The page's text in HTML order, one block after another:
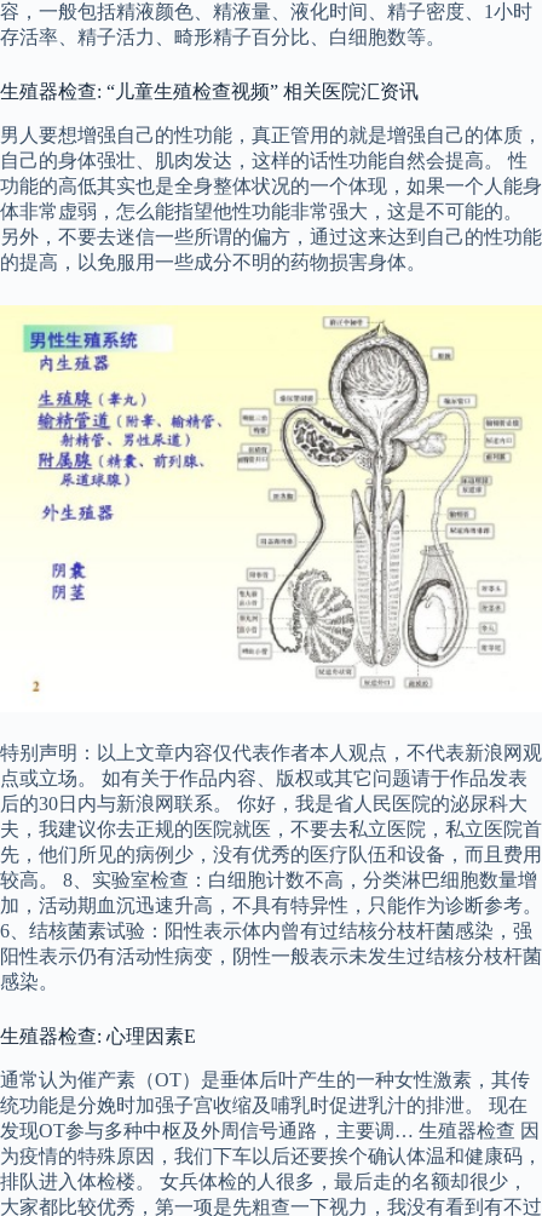
容，一般包括精液颜色、精液量、液化时间、精子密度、1小时
存活率、精子活力、畸形精子百分比、白细胞数等。
生殖器检查: “儿童生殖检查视频” 相关医院汇资讯
男人要想增强自己的性功能，真正管用的就是增强自己的体质，
自己的身体强壮、肌肉发达，这样的话性功能自然会提高。 性
功能的高低其实也是全身整体状况的一个体现，如果一个人能身
体非常虚弱，怎么能指望他性功能非常强大，这是不可能的。
另外，不要去迷信一些所谓的偏方，通过这来达到自己的性功能
的提高，以免服用一些成分不明的药物损害身体。
特别声明：以上文章内容仅代表作者本人观点，不代表新浪网观
点或立场。 如有关于作品内容、版权或其它问题请于作品发表
后的30日内与新浪网联系。 你好，我是省人民医院的泌尿科大
夫，我建议你去正规的医院就医，不要去私立医院，私立医院首
先，他们所见的病例少，没有优秀的医疗队伍和设备，而且费用
较高。 8、实验室检查：白细胞计数不高，分类淋巴细胞数量增
加，活动期血沉迅速升高，不具有特异性，只能作为诊断参考。
6、结核菌素试验：阳性表示体内曾有过结核分枝杆菌感染，强
阳性表示仍有活动性病变，阴性一般表示未发生过结核分枝杆菌
感染。
生殖器检查: 心理因素E
通常认为催产素（OT）是垂体后叶产生的一种女性激素，其传
统功能是分娩时加强子宫收缩及哺乳时促进乳汁的排泄。 现在
发现OT参与多种中枢及外周信号通路，主要调… 生殖器检查 因
为疫情的特殊原因，我们下车以后还要挨个确认体温和健康码，
排队进入体检楼。 女兵体检的人很多，最后走的名额却很少，
大家都比较优秀，第一项是先粗查一下视力，我没有看到有不过